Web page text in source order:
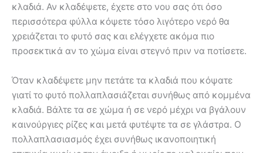
κλαδιά. Αν κλαδέψετε, έχετε στο νου σας ότι όσο
περισσότερα φύλλα κόψετε τόσο λιγότερο νερό θα
χρειάζεται το φυτό σας και ελέγχετε ακόμα πιο
προσεκτικά αν το χώμα είναι στεγνό πριν να ποτίσετε.
Όταν κλαδέψετε μην πετάτε τα κλαδιά που κόψατε
γιατί το φυτό πολλαπλασιάζεται συνήθως από κομμένα
κλαδιά. Βάλτε τα σε χώμα ή σε νερό μέχρι να βγάλουν
καινούργιες ρίζες και μετά φυτέψτε τα σε γλάστρα. Ο
πολλαπλασιασμός έχει συνήθως ικανοποιητική